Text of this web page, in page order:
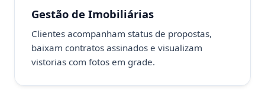
Gestão de Imobiliárias
Clientes acompanham status de propostas,
baixam contratos assinados e visualizam
vistorias com fotos em grade.